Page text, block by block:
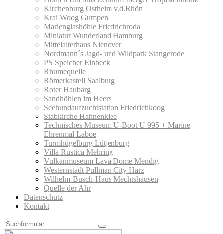
Kirchenburg Ostheim v.d.Rhön
Krai Woog Gumpen
Marienglashöhle Friedrichroda
Miniatur Wunderland Hamburg
Mittelalterhaus Nienover
Nordmann´s Jagd- und Wildpark Stangerode
PS Speicher Einbeck
Rhumequelle
Römerkastell Saalburg
Roter Haubarg
Sandhöhlen im Heers
Seehundaufzuchtstation Friedrichkoog
Stabkirche Hahnenklee
Technisches Museum U-Boot U 995 + Marine
Ehrenmal Laboe
Turmhügelburg Lütjenburg
Villa Rustica Mehring
Vulkanmuseum Lava Dome Mendig
Westernstadt Pullman City Harz
Wilhelm-Busch-Haus Mechtshausen
Quelle der Ahr
Datenschutz
Kontakt
Search